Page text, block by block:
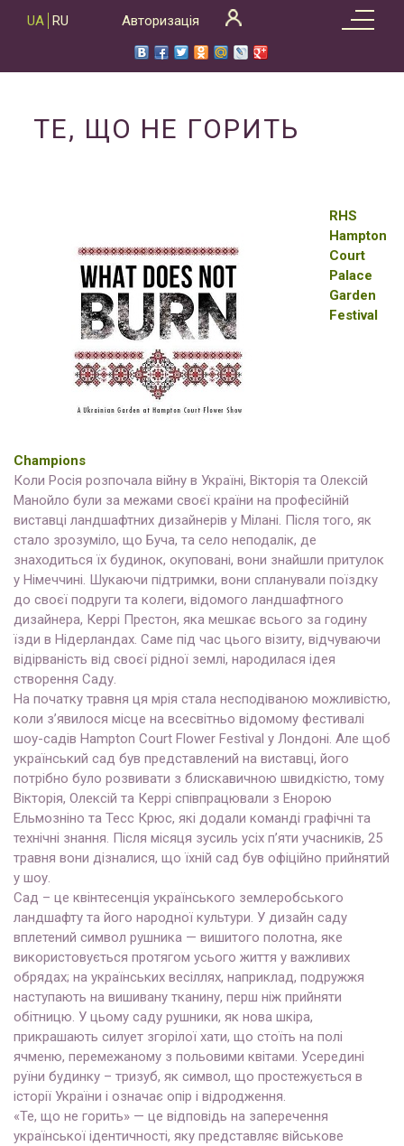
UA RU Авторизація
ТЕ, ЩО НЕ ГОРИТЬ
RHS
Hampton
Court
Palace
Garden
Festival
Champions
Коли Росія розпочала війну в Україні, Вікторія та Олексій
Манойло були за межами своєї країни на професійній
виставці ландшафтних дизайнерів у Мілані. Після того, як
стало зрозуміло, що Буча, та село неподалік, де
знаходиться їх будинок, окуповані, вони знайшли притулок
у Німеччині. Шукаючи підтримки, вони спланували поїздку
до своєї подруги та колеги, відомого ландшафтного
дизайнера, Керрі Престон, яка мешкає всього за годину
їзди в Нідерландах. Саме під час цього візиту, відчуваючи
відірваність від своєї рідної землі, народилася ідея
створення Саду.
На початку травня ця мрія стала несподіваною можливістю,
коли з’явилося місце на всесвітньо відомому фестивалі
шоу-садів Hampton Court Flower Festival у Лондоні. Але щоб
український сад був представлений на виставці, його
потрібно було розвивати з блискавичною швидкістю, тому
Вікторія, Олексій та Керрі співпрацювали з Енорою
Ельмозніно та Тесс Крюс, які додали команді графічні та
технічні знання. Після місяця зусиль усіх п’яти учасників, 25
травня вони дізналися, що їхній сад був офіційно прийнятий
у шоу.
Сад – це квінтесенція українського землеробського
ландшафту та його народної культури. У дизайн саду
вплетений символ рушника — вишитого полотна, яке
використовується протягом усього життя у важливих
обрядах; на українських весіллях, наприклад, подружжя
наступають на вишивану тканину, перш ніж прийняти
обітницю. У цьому саду рушники, як нова шкіра,
прикрашають силует згорілої хати, що стоїть на полі
ячменю, перемежаному з польовими квітами. Усередині
руїни будинку – тризуб, як символ, що простежується в
історії України і означає опір і відродження.
«Те, що не горить» — це відповідь на заперечення
української ідентичності, яку представляє військове